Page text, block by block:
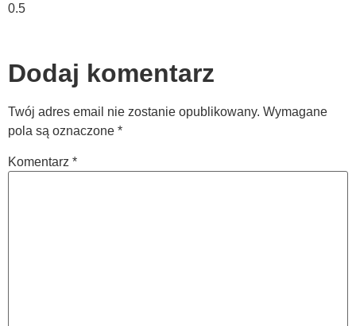
Dodaj komentarz
Twój adres email nie zostanie opublikowany. Wymagane
pola są oznaczone *
Komentarz *